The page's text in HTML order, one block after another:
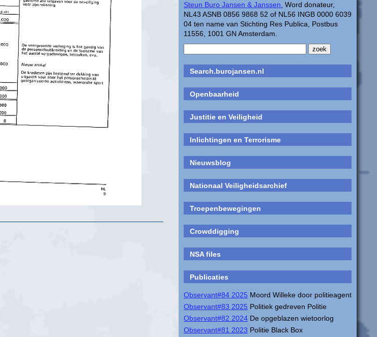
Steun Buro Jansen & Janssen. Word donateur,
NL43 ASNB 0856 9868 52 of NL56 INGB 0000 6039
04 ten name van Stichting Res Publica, Postbus
11556, 1001 GN Amsterdam.
Search.burojansen.nl
Openbaarheid
Justitie en Veiligheid
Inlichtingen en Terrorisme
Nieuwsblog
Nationaal Veiligheidsarchief
Troepenbewegingen
Crowddigging
NSA files
Publicaties
Observant#84 2025 Moord Willeke door politieagent
Observant#83 2025 Politiek gedreven Politie
Observant#82 2024 De opgeblazen wietoorlog
Observant#81 2023 Politie Black Box